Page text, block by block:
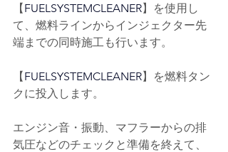
【FUELSYSTEMCLEANER】を使用し
て、燃料ラインからインジェクター先
端までの同時施工も行います。
【FUELSYSTEMCLEANER】を燃料タン
クに投入します。
エンジン音・振動、マフラーからの排
気圧などのチェックと準備を終えて、